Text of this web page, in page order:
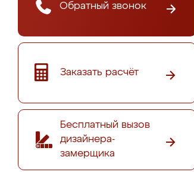
Обратный звонок
Заказать расчёт
Бесплатный вызов
дизайнера-
замерщика